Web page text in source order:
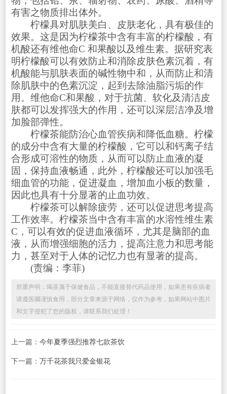
有害之物质排出体外。
柠檬具对肌肤美白、皮肤老化，具有极佳的
效果。这是因为柠檬茶中含有丰富的柠檬酸，有
机酸还有维他命C 和果酸以及维生素。据研究表
明柠檬酸可以有效防止和消除皮肤色素沉着，有
机酸能与肌肤表面的碱性物中和，从而防止和清
除肌肤中的色素沉淀，起到去除油脂污垢的作
用。维他命C和果酸，对于抗菌、软化及清洁皮
肤都可以发挥强大的作用，还可以深层洁净及增
加脸部弹性。
柠檬茶能防治心血管疾病和降低血糖。柠檬
的成分中含有大量的柠檬酸，它可以和钙离子结
合形成可溶性的物质，从而可以防止血液的凝
固，保持血液畅通，此外，柠檬酸还可以加强毛
细血管的功能，促进凝血，增加血小板的数量，
因此也具有十分显著的止血功效。
柠檬茶可以解除疲劳，还可以促进思考提高
工作效率。柠檬茶当中含有丰富的水溶性维生素
C，可以有效的促进血液循环，尤其是脑部的血
液，从而增强细胞的活力，提高注意力和思考能
力，甚至对于人体的记忆力也有显著的提高。
(责编：李菲)
郑重声明：喝茶属于保健食品，不能直接替代药品使用，如果患有疾病者
请遵医嘱谨慎食用，部分文章来源于网络，仅作为参考，如果网站中图片
和文字侵犯了您的版权，请联系我们处理！
上一篇： 今年夏季强烈推荐七款茶饮
下一篇： 万千花茶我只爱金银花